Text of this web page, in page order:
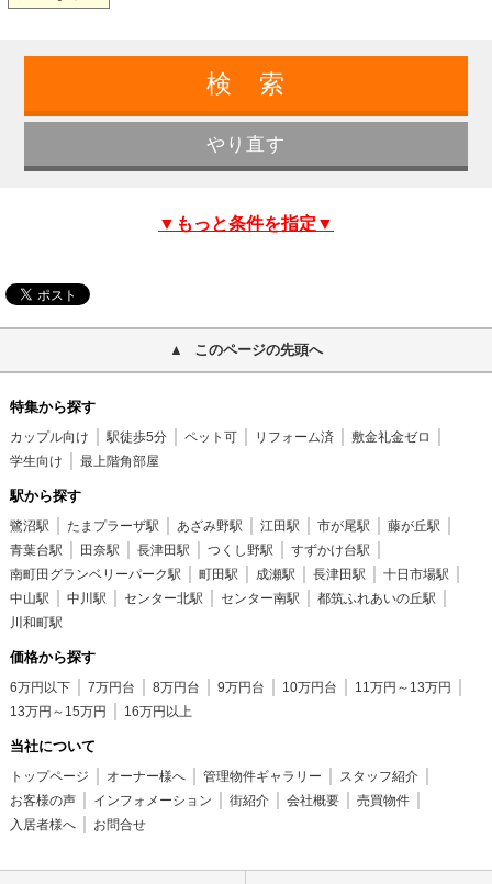
▼もっと条件を指定▼
このページの先頭へ
特集から探す
カップル向け 駅徒歩5分 ペット可 リフォーム済
敷金礼金ゼロ
学生向け
最上階角部屋
駅から探す
鷺沼駅 たまプラーザ駅 あざみ野駅 江田駅 市が尾駅
藤が丘駅
青葉台駅
田奈駅 長津田駅 つくし野駅
すずかけ台駅
南町田グランベリーパーク駅
町田駅 成瀬駅 長津田駅
十日市場駅
中山駅
中川駅 センター北駅 センター南駅
都筑ふれあいの丘駅
川和町駅
価格から探す
6万円以下 7万円台 8万円台 9万円台 10万円台
11万円～13万円
13万円～15万円
16万円以上
当社について
トップページ オーナー様へ 管理物件ギャラリー
スタッフ紹介
お客様の声
インフォメーション 街紹介 会社概要
売買物件
入居者様へ
お問合せ